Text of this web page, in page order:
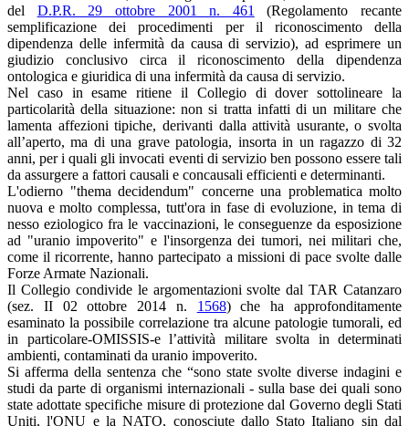
del D.P.R. 29 ottobre 2001 n. 461
(Regolamento recante
semplificazione dei procedimenti per il riconoscimento della
dipendenza delle infermità da causa di servizio), ad esprimere un
giudizio conclusivo circa il riconoscimento della dipendenza
ontologica e giuridica di una infermità da causa di servizio.
Nel caso in esame ritiene il Collegio di dover sottolineare la
particolarità della situazione: non si tratta infatti di un militare che
lamenta affezioni tipiche, derivanti dalla attività usurante, o svolta
all’aperto, ma di una grave patologia, insorta in un ragazzo di 32
anni, per i quali gli invocati eventi di servizio ben possono essere tali
da assurgere a fattori causali e concausali efficienti e determinanti.
L'odierno "thema decidendum" concerne una problematica molto
nuova e molto complessa, tutt'ora in fase di evoluzione, in tema di
nesso eziologico fra le vaccinazioni, le conseguenze da esposizione
ad "uranio impoverito" e l'insorgenza dei tumori, nei militari che,
come il ricorrente, hanno partecipato a missioni di pace svolte dalle
Forze Armate Nazionali.
Il Collegio condivide le argomentazioni svolte dal TAR Catanzaro
(sez. II 02 ottobre 2014 n. 1568) che ha approfonditamente
esaminato la possibile correlazione tra alcune patologie tumorali, ed
in particolare-OMISSIS-e l’attività militare svolta in determinati
ambienti, contaminati da uranio impoverito.
Si afferma della sentenza che “sono state svolte diverse indagini e
studi da parte di organismi internazionali - sulla base dei quali sono
state adottate specifiche misure di protezione dal Governo degli Stati
Uniti, l'ONU e la NATO, conosciute dallo Stato Italiano sin dal